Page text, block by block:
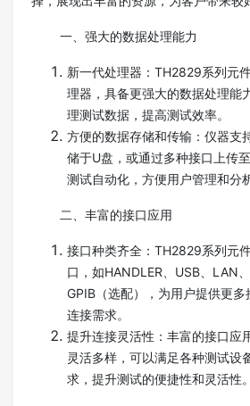
一、强大的数据处理能力
新一代处理器：TH2829系列元
理器，具备更强大的数据处理能
理测试数据，提高测试效率。
方便的数据存储和传输：仪器支
储于U盘，或通过多种接口上传
测试自动化，方便用户管理和分
二、丰富的接口应用
接口种类齐全：TH2829系列元
口，如HANDLER、USB、LAN
GPIB（选配），为用户提供更
连接需求。
提升连接灵活性：丰富的接口应
灵活多样，可以满足各种测试设
求，提升测试的便捷性和灵活性。